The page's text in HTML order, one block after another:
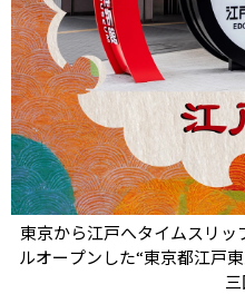
東京から江戸へタイムスリ
ルオープンした“東京都江戸